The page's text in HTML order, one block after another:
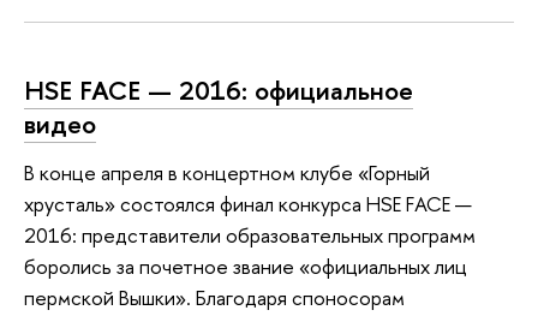
HSE FACE — 2016: официальное
видео
В конце апреля в концертном клубе «Горный
хрусталь» состоялся финал конкурса HSE FACE —
2016: представители образовательных программ
боролись за почетное звание «официальных лиц
пермской Вышки». Благодаря споносорам